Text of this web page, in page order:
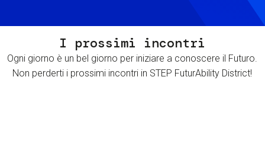
I prossimi incontri
Ogni giorno è un bel giorno per iniziare a conoscere il Futuro.
Non perderti i prossimi incontri in STEP FuturAbility District!